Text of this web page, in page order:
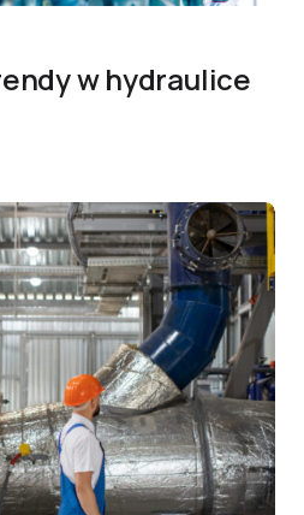
w hydraulice